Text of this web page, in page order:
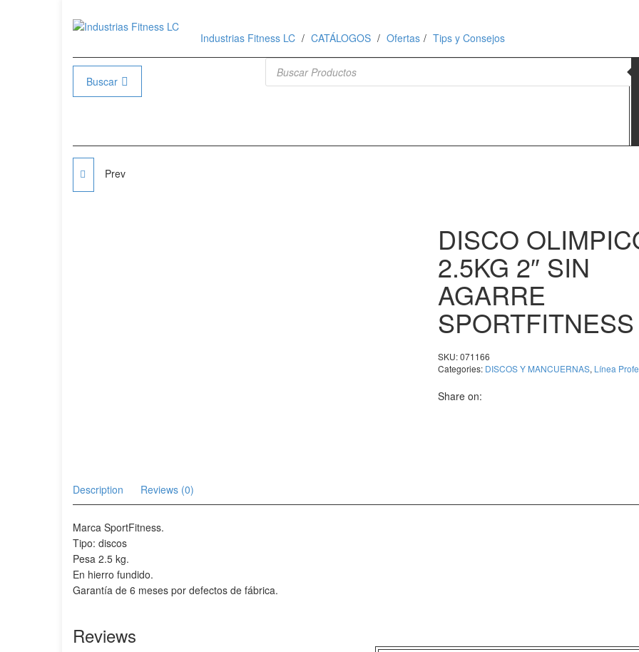
Industrias Fitness LC CATÁLOGOS Ofertas Tips y Consejos
Buscar
Búsqueda de productos
DISCOS ESTANDAR
Prev
DISCO
2.5KG 2″ SIN
AGARRE
SPORTFITNESS
SKU:071166
Categories: DISCOS Y MANCUERNAS, Línea
Share on:
Description Reviews (0)
Marca SportFitness.
Tipo: discos
Pesa 2.5 kg.
En hierro fundido.
Garantía de 6 meses por defectos de fábrica.
Reviews